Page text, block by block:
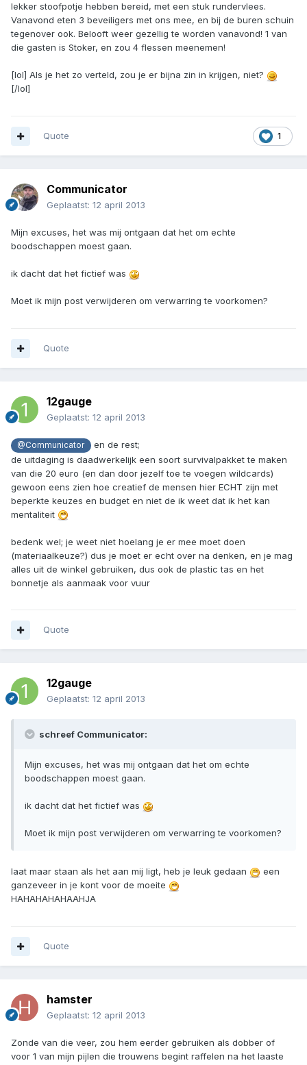
lekker stoofpotje hebben bereid, met een stuk rundervlees.
Vanavond eten 3 beveiligers met ons mee, en bij de buren schuin
tegenover ook. Belooft weer gezellig te worden vanavond! 1 van
die gasten is Stoker, en zou 4 flessen meenemen!
[lol] Als je het zo verteld, zou je er bijna zin in krijgen, niet?
[/lol]
1
Quote
Communicator
Geplaatst: 12 april 2013
Mijn excuses, het was mij ontgaan dat het om echte
boodschappen moest gaan.
ik dacht dat het fictief was
Moet ik mijn post verwijderen om verwarring te voorkomen?
Quote
12gauge
Geplaatst: 12 april 2013
@Communicator
en de rest;
de uitdaging is daadwerkelijk een soort survivalpakket te maken
van die 20 euro (en dan door jezelf toe te voegen wildcards)
gewoon eens zien hoe creatief de mensen hier ECHT zijn met
beperkte keuzes en budget en niet de ik weet dat ik het kan
mentaliteit
bedenk wel; je weet niet hoelang je er mee moet doen
(materiaalkeuze?) dus je moet er echt over na denken, en je mag
alles uit de winkel gebruiken, dus ook de plastic tas en het
bonnetje als aanmaak voor vuur
Quote
12gauge
Geplaatst: 12 april 2013
schreef Communicator:
Mijn excuses, het was mij ontgaan dat het om echte
boodschappen moest gaan.
ik dacht dat het fictief was
Moet ik mijn post verwijderen om verwarring te voorkomen?
laat maar staan als het aan mij ligt, heb je leuk gedaan
een
ganzeveer in je kont voor de moeite
HAHAHAHAHAAHJA
Quote
hamster
Geplaatst: 12 april 2013
Zonde van die veer, zou hem eerder gebruiken als dobber of
voor 1 van mijn pijlen die trouwens begint raffelen na het laaste